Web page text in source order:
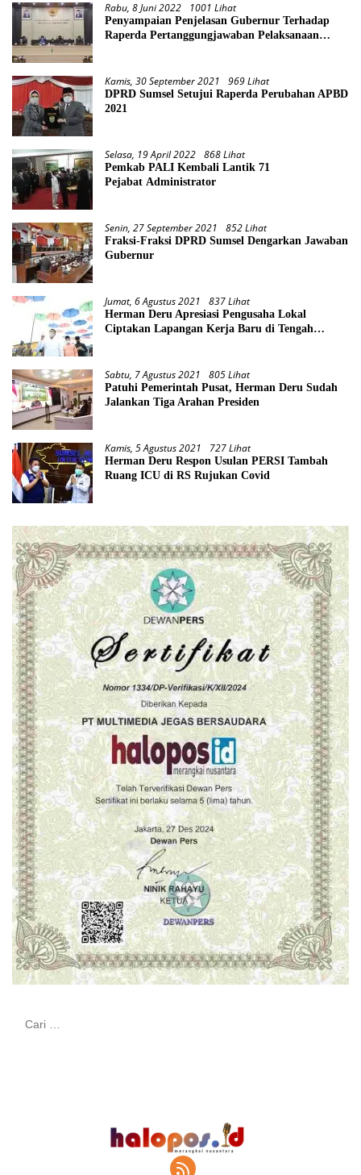
Rabu, 8 Juni 2022 1001 Lihat
Penyampaian Penjelasan Gubernur Terhadap
Raperda Pertanggungjawaban Pelaksanaan
Kamis, 30 September 2021 969 Lihat
DPRD Sumsel Setujui Raperda Perubahan APBD
2021
Selasa, 19 April 2022 868 Lihat
Pemkab PALI Kembali Lantik 71
Pejabat Administrator
Senin, 27 September 2021 852 Lihat
Fraksi-Fraksi DPRD Sumsel Dengarkan Jawaban
Gubernur
Jumat, 6 Agustus 2021 837 Lihat
Herman Deru Apresiasi Pengusaha Lokal
Ciptakan Lapangan Kerja Baru di Tengah
Sabtu, 7 Agustus 2021 805 Lihat
Patuhi Pemerintah Pusat, Herman Deru Sudah
Jalankan Tiga Arahan Presiden
Kamis, 5 Agustus 2021 727 Lihat
Herman Deru Respon Usulan PERSI Tambah
Ruang ICU di RS Rujukan Covid